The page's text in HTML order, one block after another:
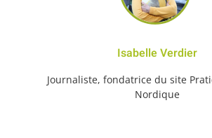
Isabelle Verdier
Journaliste, fondatrice du site
Nordique